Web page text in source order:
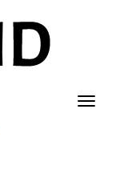
Toggle